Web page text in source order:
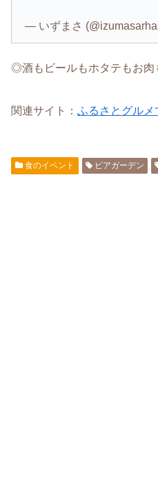
— いずまさ
◎酒もビールもホタテもお肉
関連サイト： ふるさとグルメ
食のイベント ビアガーデン